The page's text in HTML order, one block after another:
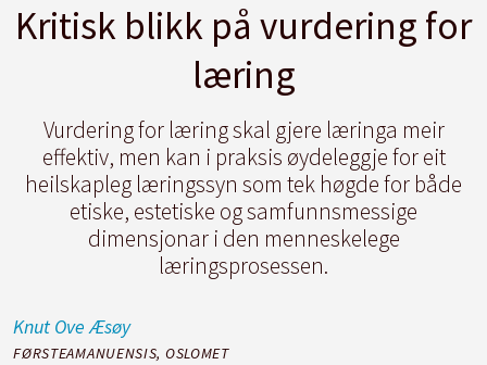
Kritisk blikk på vurdering for
læring
Vurdering for læring skal gjere læringa meir
effektiv, men kan i praksis øydeleggje for eit
heilskapleg læringssyn som tek høgde for både
etiske, estetiske og samfunnsmessige
dimensjonar i den menneskelege
læringsprosessen.
Knut Ove Æsøy
FØRSTEAMANUENSIS, OSLOMET